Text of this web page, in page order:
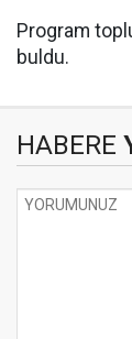
Program
buldu.
HABERE